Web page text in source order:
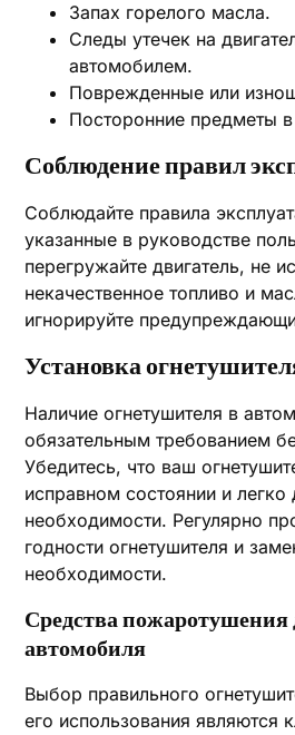
Запах горелого масла.
Следы утечек на
автомобилем.
Поврежденные или
Посторонние предметы
Соблюдение правил
Соблюдайте правила
указанные в руководстве
перегружайте двигатель, не
некачественное топливо и
игнорируйте
Установка
Наличие огнетушителя в
обязательным требованием
Убедитесь, что ваш
исправном состоянии и легко
необходимости. Регулярно
годности огнетушителя и
необходимости.
Средства пожаротушения
автомобиля
Выбор правильного
его использования являются